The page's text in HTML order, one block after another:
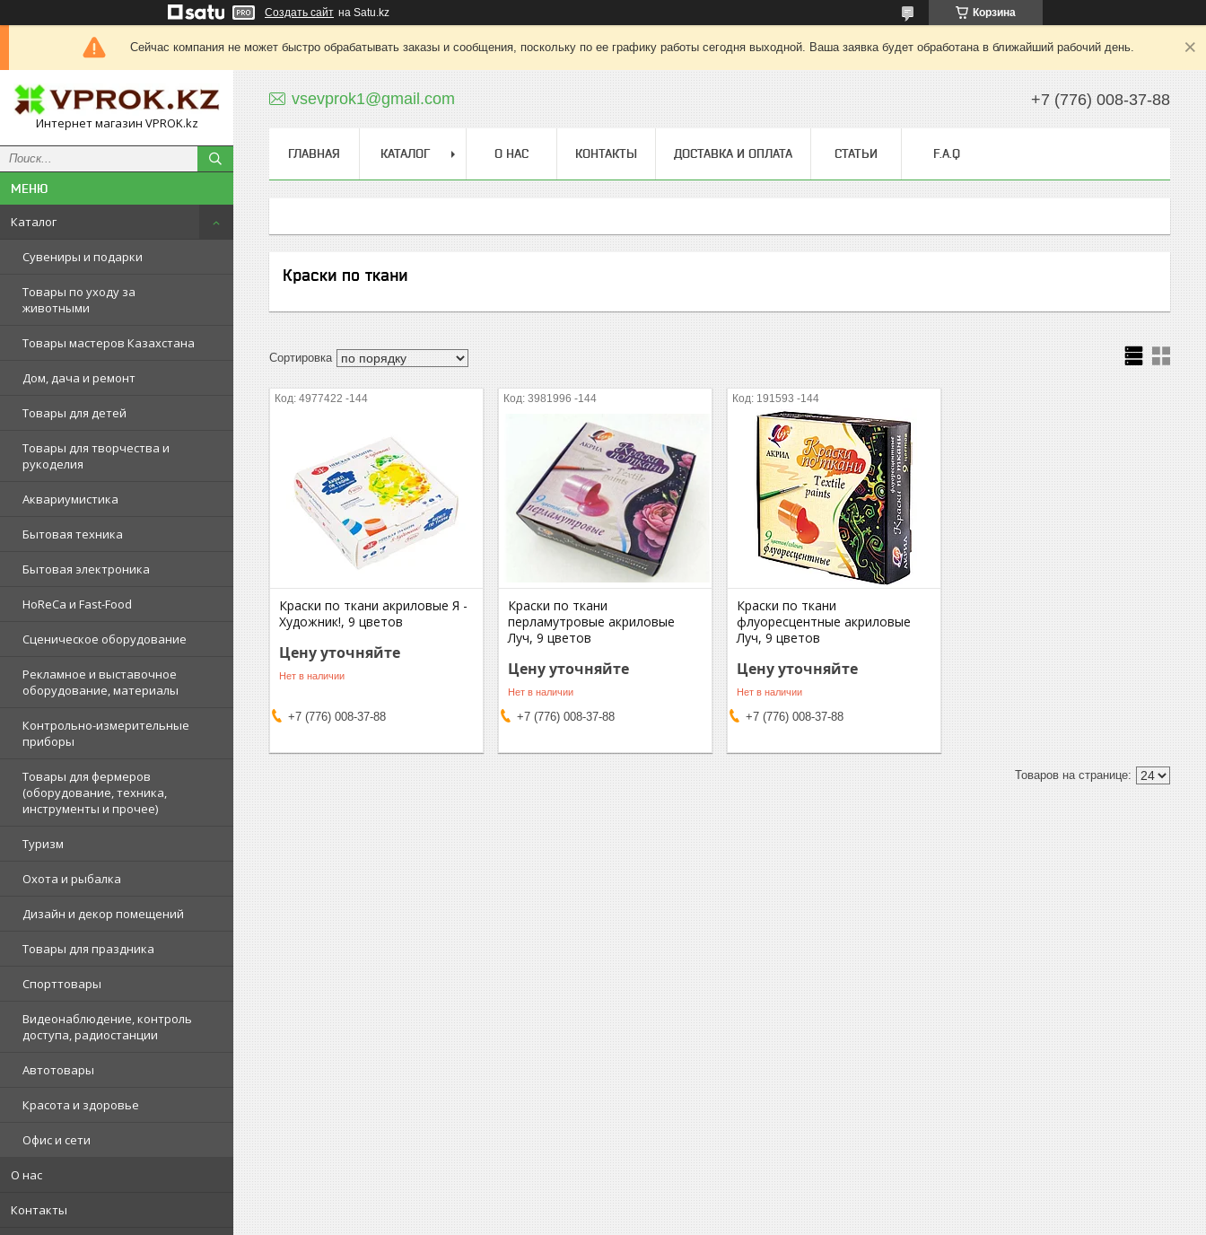
Создать сайт на Satu.kz Корзина
Сейчас компания не может быстро обрабатывать заказы и сообщения, поскольку по ее графику работы сегодня выходной. Ваша заявка будет обработана в ближайший рабочий день.
Интернет магазин VPROK.kz
Каталог
Сувениры и подарки
Товары по уходу за
животными
Товары мастеров Казахстана
Дом, дача и ремонт
Товары для детей
Товары для творчества и
рукоделия
Аквариумистика
Бытовая техника
Бытовая электроника
HoReCa и Fast-Food
Сценическое оборудование
Рекламное и выставочное
оборудование, материалы
Контрольно-измерительные
приборы
Товары для фермеров
(оборудование, техника,
инструменты и прочее)
Туризм
Охота и рыбалка
Дизайн и декор помещений
Товары для праздника
Спорттовары
Видеонаблюдение, контроль
доступа, радиостанции
Автотовары
Красота и здоровье
Офис и сети
О нас
Контакты
vsevprok1@gmail.com +7 (776) 008-37-88
ГЛАВНАЯ КАТАЛОГ О НАС КОНТАКТЫ ДОСТАВКА И ОПЛАТА СТАТЬИ F.A.Q
Краски по ткани
4977422 -144
Краски по ткани акриловые Я -
Художник!, 9 цветов
Цену уточняйте
Нет в наличии
+7 (776) 008-37-88
3981996 -144
Краски по ткани
перламутровые акриловые
Луч, 9 цветов
Цену уточняйте
Нет в наличии
+7 (776) 008-37-88
191593 -144
Краски по ткани
флуоресцентные акриловые
Луч, 9 цветов
Цену уточняйте
Нет в наличии
+7 (776) 008-37-88